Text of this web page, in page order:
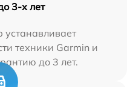
3-х лет
техники Garmin и
до 3 лет.